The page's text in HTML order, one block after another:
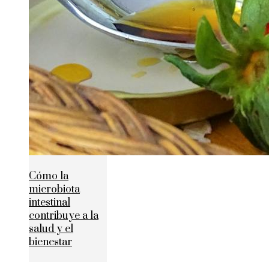
Cómo la
microbiota
intestinal
contribuye a la
salud y el
bienestar